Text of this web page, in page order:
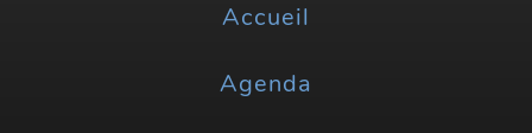
Accueil
Agenda